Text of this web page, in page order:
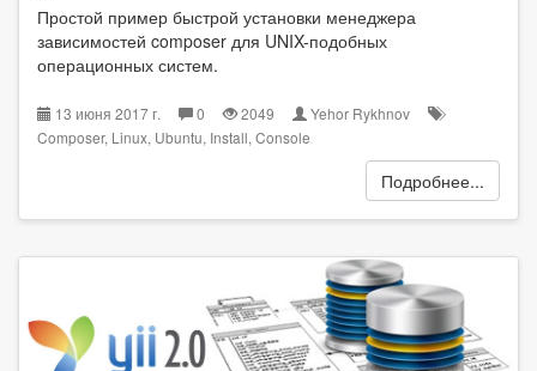
Простой пример быстрой установки менеджера
зависимостей composer для UNIX-подобных
операционных систем.
13 июня 2017 г. 0 2049
Yehor Rykhnov
Composer, Linux, Ubuntu, Install, Console
Подробнее...